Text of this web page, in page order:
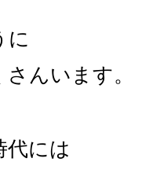
に
んいます。
代には